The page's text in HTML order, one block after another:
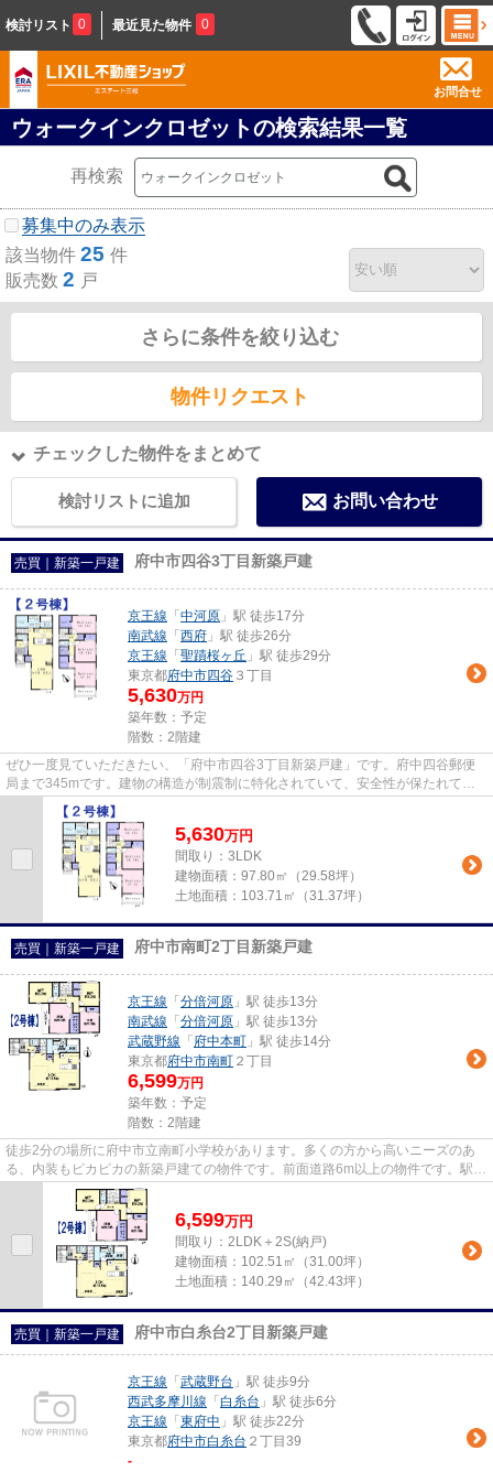
検討リスト 0 最近見た物件 0
お問合せ
ウォークインクロゼットの検索結果一覧
再検索
募集中のみ表示
該当物件 25 件
販売数 2 戸
さらに条件を絞り込む
物件リクエスト
チェックした物件をまとめて
検討リストに追加 お問い合わせ
売買｜新築一戸建 府中市四谷3丁目新築戸建
京王線 「 中河原 」駅 徒歩17分
南武線 「 西府 」駅 徒歩26分
京王線 「 聖蹟桜ヶ丘 」駅 徒歩29分
東京都府中市四谷 ３丁目
5,630万円
築年数：予定
階数：2階建
ぜひ一度見ていただきたい、「府中市四谷3丁目新築戸建」です。府中四谷郵便
局まで345mです。建物の構造が制震制に特化されていて、安全性が保たれてい
ます。前面道路6m以上の物件です...
5,630万円
間取り：3LDK
建物面積： 97.80㎡（29.58坪）
土地面積： 103.71㎡（31.37坪）
売買｜新築一戸建 府中市南町2丁目新築戸建
京王線 「 分倍河原 」駅 徒歩13分
南武線 「 分倍河原 」駅 徒歩13分
武蔵野線 「 府中本町 」駅 徒歩14分
東京都府中市南町 ２丁目
6,599万円
築年数：予定
階数：2階建
徒歩2分の場所に府中市立南町小学校があります。多くの方から高いニーズのあ
る、内装もピカピカの新築戸建ての物件です。前面道路6m以上の物件です。駅ま
で歩いて13分ほどの物件です。...
6,599万円
間取り：2LDK＋2S(納戸)
建物面積： 102.51㎡（31.00坪）
土地面積： 140.29㎡（42.43坪）
売買｜新築一戸建 府中市白糸台2丁目新築戸建
京王線 「 武蔵野台 」駅 徒歩9分
西武多摩川線 「 白糸台 」駅 徒歩6分
京王線 「 東府中 」駅 徒歩22分
東京都府中市白糸台 ２丁目39
-